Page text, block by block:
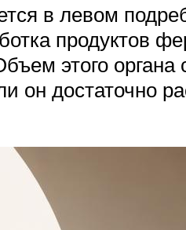
в левом
продуктов
этого
он достаточно